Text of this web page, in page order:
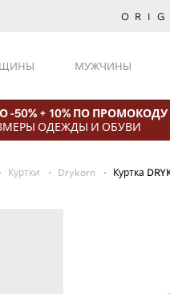
МУЖЧИНЫ
-50% + 10% ПО ПРОМОКОДУ
ОДЕЖДЫ И ОБУВИ
Куртки Drykorn Куртка